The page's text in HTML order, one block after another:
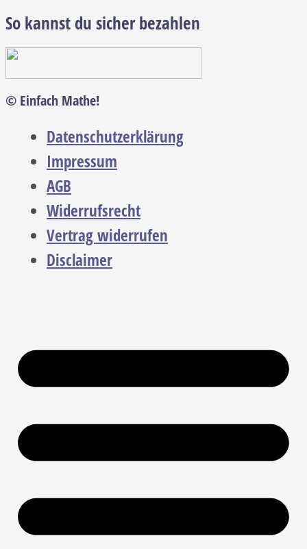
So kannst du sicher bezahlen
© Einfach Mathe!
Datenschutzerklärung
Impressum
AGB
Widerrufsrecht
Vertrag widerrufen
Disclaimer